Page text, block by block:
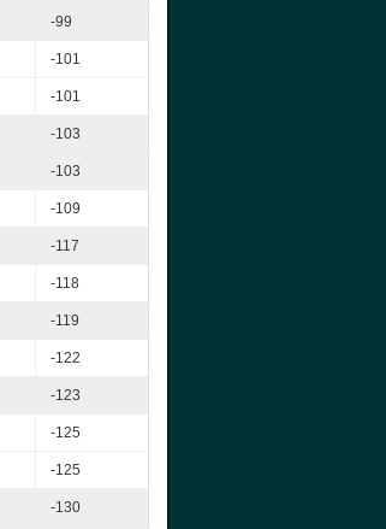
-99
-101
-101
-103
-103
-109
-117
-118
-119
-122
-123
-125
-125
-130